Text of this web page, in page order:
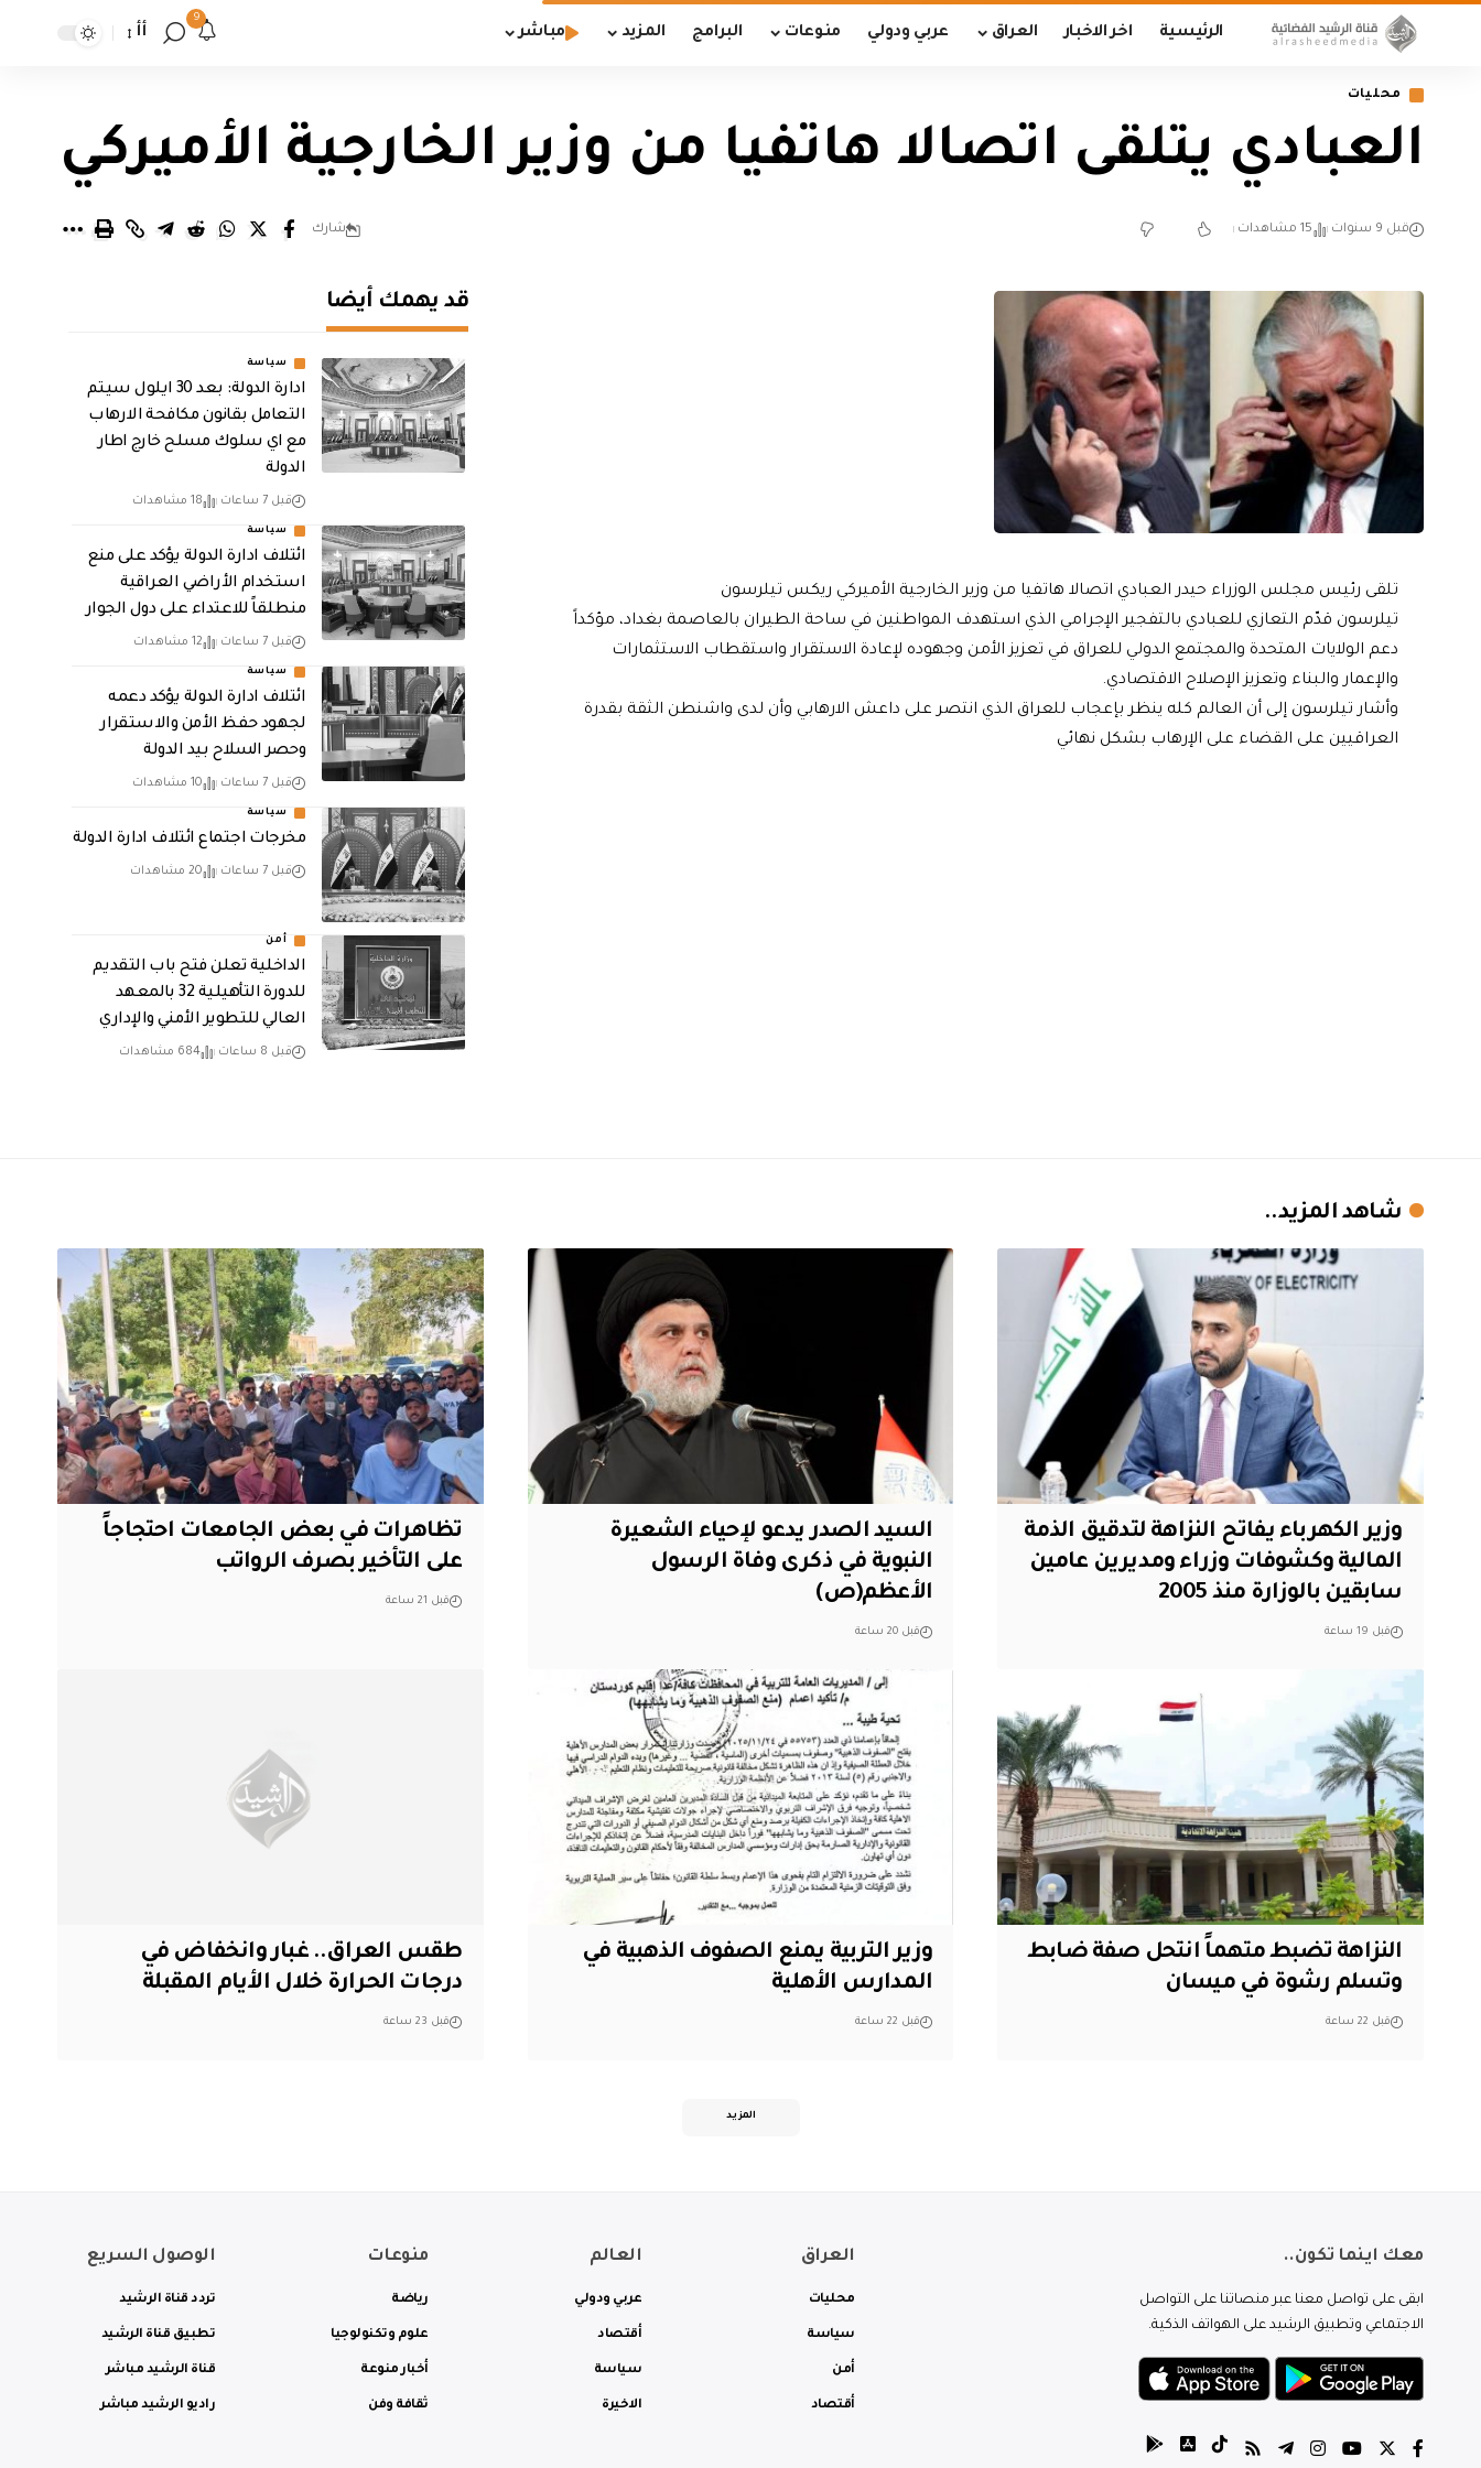
الرئيسية اخر الاخبار العراق عربي ودولي منوعات البرامج المزيد مباشر
9
أأ
محليات
العبادي يتلقى اتصالا هاتفيا من وزير الخارجية الأميركي
قبل 9 سنوات 15 مشاهدات شارك
تلقى رئيس مجلس الوزراء حيدر العبادي اتصالا هاتفيا من وزير الخارجية الأميركي ريكس تيلرسون
تيلرسون قدّم التعازي للعبادي بالتفجير الإجرامي الذي استهدف المواطنين في ساحة الطيران بالعاصمة بغداد، مؤكداً
دعم الولايات المتحدة والمجتمع الدولي للعراق في تعزيز الأمن وجهوده لإعادة الاستقرار واستقطاب الاستثمارات
والإعمار والبناء وتعزيز الإصلاح الاقتصادي.
وأشار تيلرسون إلى أن العالم كله ينظر بإعجاب للعراق الذي انتصر على داعش الارهابي وأن لدى واشنطن الثقة بقدرة
العراقيين على القضاء على الإرهاب بشكل نهائي
قد يهمك أيضا
سياسة
ادارة الدولة: بعد 30 ايلول سيتم
التعامل بقانون مكافحة الارهاب
مع اي سلوك مسلح خارج اطار
الدولة
قبل 7 ساعات 18 مشاهدات
سياسة
ائتلاف ادارة الدولة يؤكد على منع
استخدام الأراضي العراقية
منطلقاً للاعتداء على دول الجوار
قبل 7 ساعات 12 مشاهدات
سياسة
ائتلاف ادارة الدولة يؤكد دعمه
لجهود حفظ الأمن والاستقرار
وحصر السلاح بيد الدولة
قبل 7 ساعات 10 مشاهدات
سياسة
مخرجات اجتماع ائتلاف ادارة الدولة
قبل 7 ساعات 20 مشاهدات
أمن
الداخلية تعلن فتح باب التقديم
للدورة التأهيلية 32 بالمعهد
العالي للتطوير الأمني والإداري
قبل 8 ساعات 684 مشاهدات
شاهد المزيد..
وزير الكهرباء يفاتح النزاهة لتدقيق الذمة
المالية وكشوفات وزراء ومديرين عامين
سابقين بالوزارة منذ 2005
قبل 19 ساعة
السيد الصدر يدعو لإحياء الشعيرة
النبوية في ذكرى وفاة الرسول
الأعظم(ص)
قبل 20 ساعة
تظاهرات في بعض الجامعات احتجاجاً
على التأخير بصرف الرواتب
قبل 21 ساعة
النزاهة تضبط متهماً انتحل صفة ضابط
وتسلم رشوة في ميسان
قبل 22 ساعة
وزير التربية يمنع الصفوف الذهبية في
المدارس الأهلية
قبل 22 ساعة
طقس العراق.. غبار وانخفاض في
درجات الحرارة خلال الأيام المقبلة
قبل 23 ساعة
المزيد
معك اينما تكون..
ابقى على تواصل معنا عبر منصاتنا على التواصل
الاجتماعي وتطبيق الرشيد على الهواتف الذكية.
العراق
محليات
سياسة
أمن
أقتصاد
العالم
عربي ودولي
أقتصاد
سياسة
الاخيرة
منوعات
رياضة
علوم وتكنولوجيا
أخبار منوعة
ثقافة وفن
الوصول السريع
تردد قناة الرشيد
تطبيق قناة الرشيد
قناة الرشيد مباشر
راديو الرشيد مباشر